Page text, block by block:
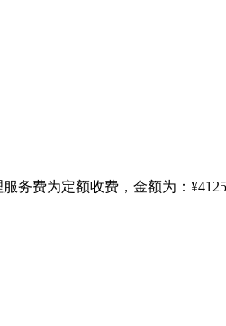
费为定额收费，金额为：